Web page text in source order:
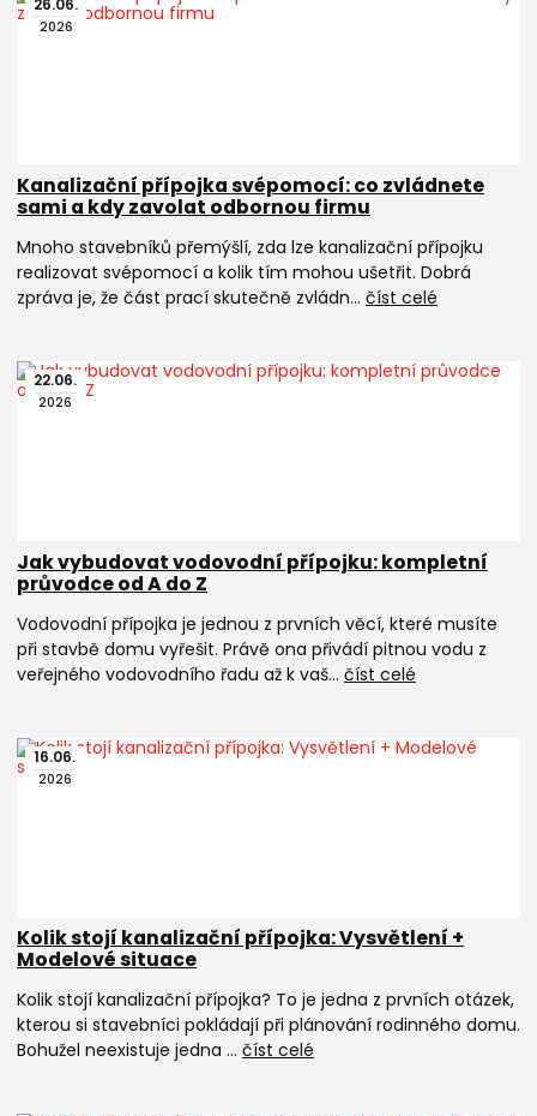
2026
Kanalizační přípojka svépomocí: co zvládnete
sami a kdy zavolat odbornou firmu
Mnoho stavebníků přemýšlí, zda lze kanalizační přípojku
realizovat svépomocí a kolik tím mohou ušetřit. Dobrá
zpráva je, že část prací skutečně zvládn... číst celé
22.06.
2026
Jak vybudovat vodovodní přípojku: kompletní
průvodce od A do Z
Vodovodní přípojka je jednou z prvních věcí, které musíte
při stavbě domu vyřešit. Právě ona přivádí pitnou vodu z
veřejného vodovodního řadu až k vaš... číst celé
16.06.
2026
Kolik stojí kanalizační přípojka: Vysvětlení +
Modelové situace
Kolik stojí kanalizační přípojka? To je jedna z prvních otázek,
kterou si stavebníci pokládají při plánování rodinného domu.
Bohužel neexistuje jedna ... číst celé